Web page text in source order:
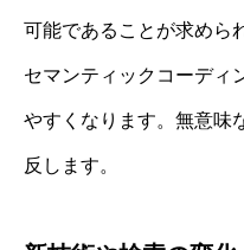
可能であることが求めら
セマンティックコーディ
やすくなります。無意味
反します。